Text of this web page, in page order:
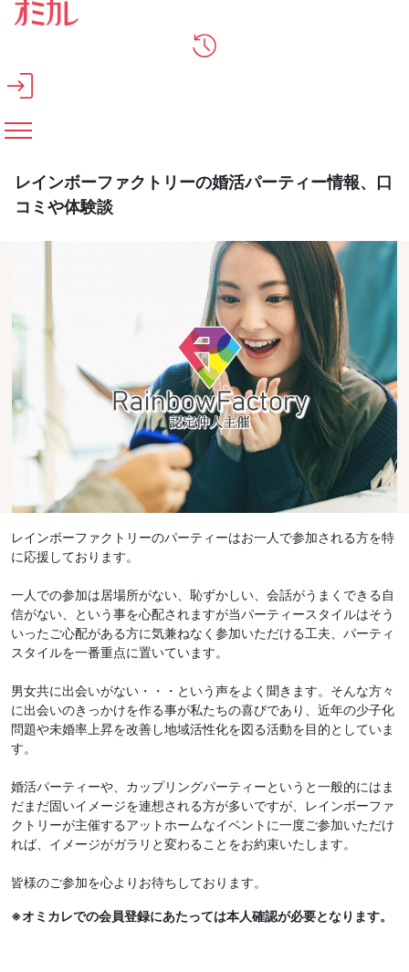
メインコンテンツへスキップ
レインボーファクトリーの婚活パーティー情報、口
コミや体験談
レインボーファクトリーのパーティーはお一人で参加される方を特
に応援しております。
一人での参加は居場所がない、恥ずかしい、会話がうまくできる自
信がない、という事を心配されますが当パーティースタイルはそう
いったご心配がある方に気兼ねなく参加いただける工夫、パーティ
スタイルを一番重点に置いています。
男女共に出会いがない・・・という声をよく聞きます。そんな方々
に出会いのきっかけを作る事が私たちの喜びであり、近年の少子化
問題や未婚率上昇を改善し地域活性化を図る活動を目的としていま
す。
婚活パーティーや、カップリングパーティーというと一般的にはま
だまだ固いイメージを連想される方が多いですが、レインボーファ
クトリーが主催するアットホームなイベントに一度ご参加いただけ
れば、イメージがガラリと変わることをお約束いたします。
皆様のご参加を心よりお待ちしております。
※オミカレでの会員登録にあたっては本人確認が必要となります。